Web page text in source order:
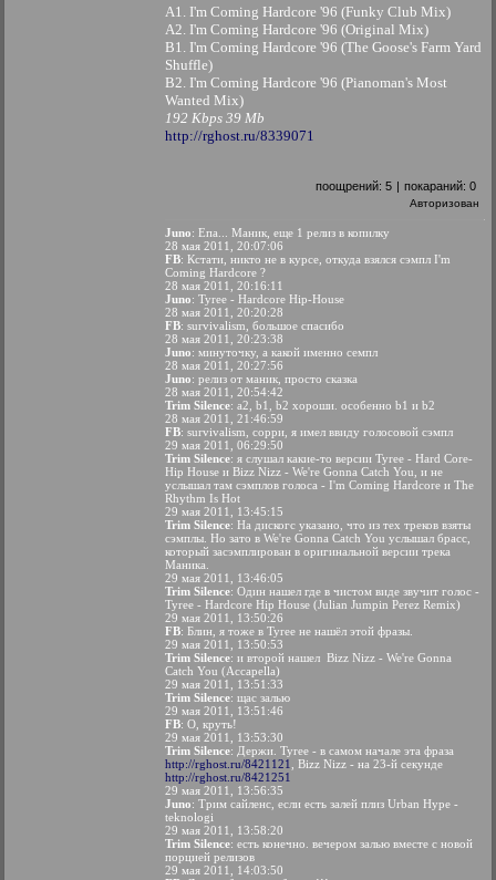
A1. I'm Coming Hardcore '96 (Funky Club Mix)
A2. I'm Coming Hardcore '96 (Original Mix)
B1. I'm Coming Hardcore '96 (The Goose's Farm Yard
Shuffle)
B2. I'm Coming Hardcore '96 (Pianoman's Most
Wanted Mix)
192 Kbps 39 Mb
http://rghost.ru/8339071
поощрений: 5 | покараний: 0
Авторизован
Juno: Епа... Маник, еще 1 релиз в копилку
28 мая 2011, 20:07:06
FB: Кстати, никто не в курсе, откуда взялся сэмпл I'm
Coming Hardcore ?
28 мая 2011, 20:16:11
Juno: Tyree - Hardcore Hip-House
28 мая 2011, 20:20:28
FB: survivalism, большое спасибо
28 мая 2011, 20:23:38
Juno: минуточку, а какой именно семпл
28 мая 2011, 20:27:56
Juno: релиз от маник, просто сказка
28 мая 2011, 20:54:42
Trim Silence: a2, b1, b2 хороши. особенно b1 и b2
28 мая 2011, 21:46:59
FB: survivalism, сорри, я имел ввиду голосовой сэмпл
29 мая 2011, 06:29:50
Trim Silence: я слушал какие-то версии Tyree - Hard Core-
Hip House и Bizz Nizz - We're Gonna Catch You, и не
услышал там сэмплов голоса - I'm Coming Hardcore и The
Rhythm Is Hot
29 мая 2011, 13:45:15
Trim Silence: На дискогс указано, что из тех треков взяты
сэмплы. Но зато в We're Gonna Catch You услышал брасс,
который засэмплирован в оригинальной версии трека
Маника.
29 мая 2011, 13:46:05
Trim Silence: Один нашел где в чистом виде звучит голос -
Tyree - Hardcore Hip House (Julian Jumpin Perez Remix)
29 мая 2011, 13:50:26
FB: Блин, я тоже в Tyree не нашёл этой фразы.
29 мая 2011, 13:50:53
Trim Silence: и второй нашел Bizz Nizz - We're Gonna
Catch You (Accapella)
29 мая 2011, 13:51:33
Trim Silence: щас залью
29 мая 2011, 13:51:46
FB: О, круть!
29 мая 2011, 13:53:30
Trim Silence: Держи. Tyree - в самом начале эта фраза
http://rghost.ru/8421121
, Bizz Nizz - на 23-й секунде
http://rghost.ru/8421251
29 мая 2011, 13:56:35
Juno: Трим сайленс, если есть залей плиз Urban Hype -
teknologi
29 мая 2011, 13:58:20
Trim Silence: есть конечно. вечером залью вместе с новой
порцией релизов
29 мая 2011, 14:03:50